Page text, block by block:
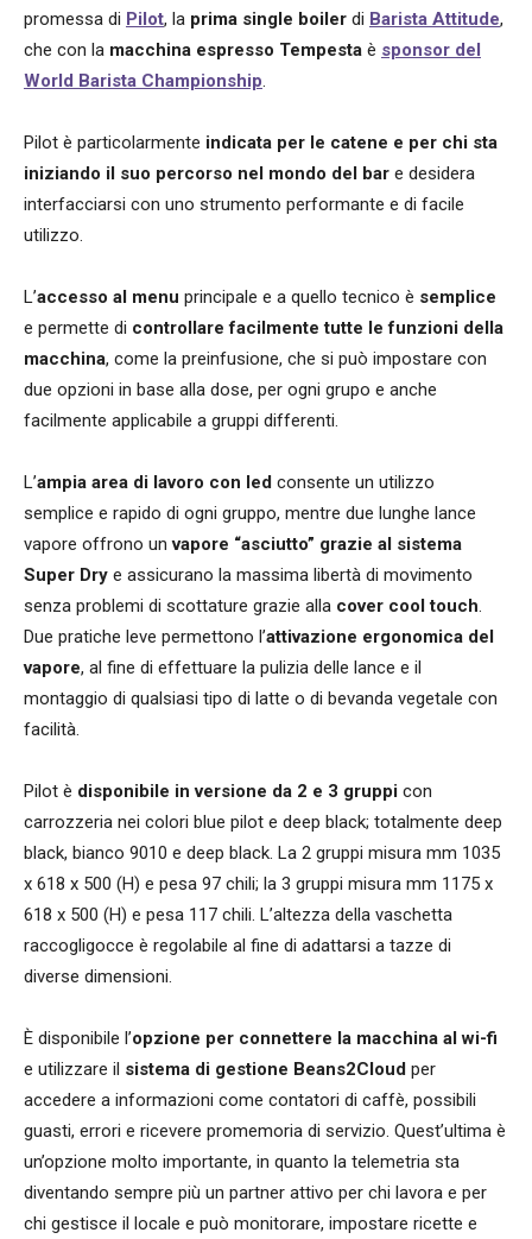
promessa di Pilot, la prima single boiler di Barista Attitude,
che con la macchina espresso Tempesta è sponsor del
World Barista Championship.
Pilot è particolarmente indicata per le catene e per chi sta
iniziando il suo percorso nel mondo del bar e desidera
interfacciarsi con uno strumento performante e di facile
utilizzo.
L’accesso al menu principale e a quello tecnico è semplice
e permette di controllare facilmente tutte le funzioni della
macchina, come la preinfusione, che si può impostare con
due opzioni in base alla dose, per ogni grupo e anche
facilmente applicabile a gruppi differenti.
L’ampia area di lavoro con led consente un utilizzo
semplice e rapido di ogni gruppo, mentre due lunghe lance
vapore offrono unvapore “asciutto” grazie al sistema
Super Dry e assicurano la massima libertà di movimento
senza problemi di scottature grazie alla cover cool touch.
Due pratiche leve permettono l’attivazione ergonomica del
vapore, al fine di effettuare la pulizia delle lance e il
montaggio di qualsiasi tipo di latte o di bevanda vegetale con
facilità.
Pilot è disponibile in versione da 2 e 3 gruppi con
carrozzeria nei colori blue pilot e deep black; totalmente deep
black, bianco 9010 e deep black. La 2 gruppi misura mm 1035
x 618 x 500 (H) e pesa 97 chili; la 3 gruppi misura mm 1175 x
618 x 500 (H) e pesa 117 chili. L’altezza della vaschetta
raccogligocce è regolabile al fine di adattarsi a tazze di
diverse dimensioni.
È disponibile l’opzione per connettere la macchina al wi-fi
e utilizzare il sistema di gestione Beans2Cloud per
accedere a informazioni come contatori di caffè, possibili
guasti, errori e ricevere promemoria di servizio. Quest’ultima è
un’opzione molto importante, in quanto la telemetria sta
diventando sempre più un partner attivo per chi lavora e per
chi gestisce il locale e può monitorare, impostare ricette e